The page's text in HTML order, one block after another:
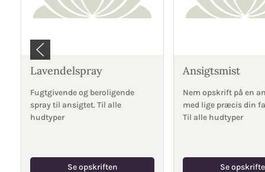
Lavendelspray
Fugtgivende og beroligende
spray til ansigtet. Til alle
hudtyper
Se opskriften
Ansigtsmist
Nem opskrift på en
med lige præcis din
Til alle hudtyper
Se